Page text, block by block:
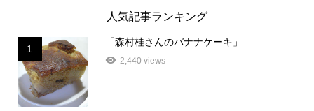
人気記事ランキング
1
「森村桂さんのバナナケーキ」
2,440 views